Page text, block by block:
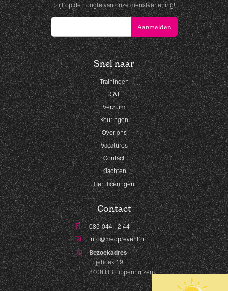
blijf op de hoogte van onze dienstverlening!
Snel naar
Trainingen
RI&E
Verzuim
Keuringen
Over ons
Vacatures
Contact
Klachten
Certificeringen
Contact
085-044 12 44
info@medprevent.nl
Bezoekadres
Trijehoek 19
8408 HB Lippenhuizen